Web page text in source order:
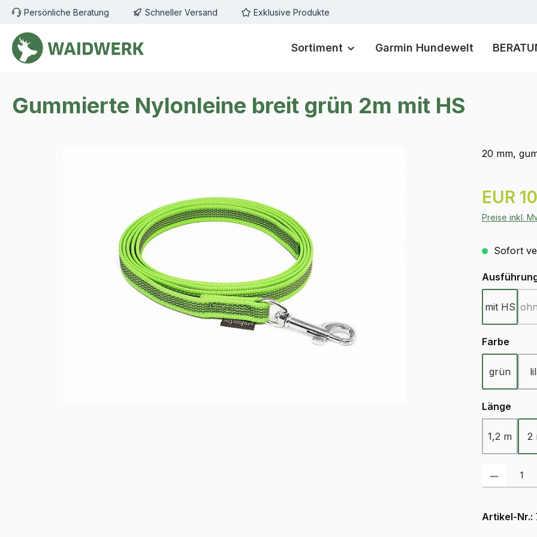
Hauptinhalt springen
Zur Suche springen
Zur Hauptnavigation springen
Persönliche Beratung Schneller Versand Exklusive Produkte
Sortiment Garmin Hundewelt
Gummierte Nylonleine breit grün 2m mit HS
20 mm,
Regulärer
EUR
Preise inkl.
Sofort
mit HS
Farbe
grün
Länge
1,2 m 2
Produkt
Artikel-Nr.: